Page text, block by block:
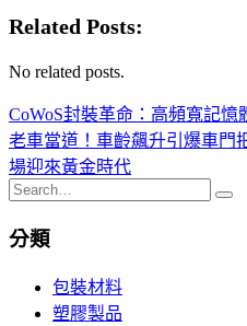
Related Posts:
No related posts.
文
章
導
覽
CoWoS封裝革命：高頻寬記
老車當道！車齡飆升引爆車門
場迎來黃金時代
Search
for:
分類
包裝材料
塑膠製品